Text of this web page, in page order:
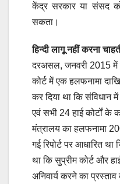
केंद्र सरकार या संसद
सकता।
हिन्दी लागू नहीं करना
दरअसल, जनवरी 2015 में
कोर्ट में एक हलफनामा
कर दिया था कि संविधान
एवं सभी 24 हाई कोर्टों के
मंत्रालय का हलफनामा
गई रिपोर्ट पर आधारित
था कि सुप्रीम कोर्ट और
अनिवार्य करने का प्रस्ताव